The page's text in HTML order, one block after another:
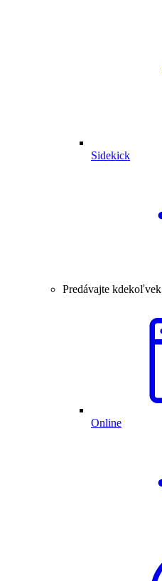
Sidekick
Predávajte kdekoľvek
Online